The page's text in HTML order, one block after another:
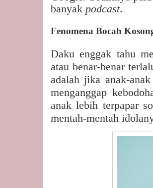
banyak podcast.
Fenomena Bocah
Daku enggak tahu
atau benar-benar
adalah jika anak-
menganggap
anak lebih terpapar
mentah-mentah